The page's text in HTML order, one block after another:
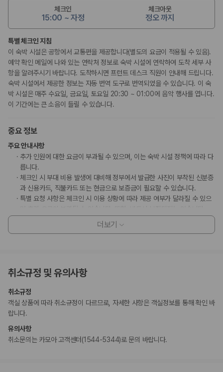
체크인
15:00 ~ 자정
체크아웃
정오 까지
특별 체크인 지침
이 숙박 시설은 공항에서 교통편을 제공합니다(별도의 요금이 적용될 수 있음).
예약 확인 메일에 나와 있는 연락처 정보로 숙박 시설에 연락하여 도착 세부 사
항을 알려주시기 바랍니다. 도착하시면 프런트 데스크 직원이 안내해 드립니다.
숙박 시설에서 제공한 정보는 자동 번역 도구로 번역되었을 수 있습니다. 이 숙
박 시설은 매주 수요일, 금요일, 토요일 20:30 ~ 01:00에 음악 행사를 엽니다.
이 기간에는 큰 소음이 들릴 수 있습니다.
중요 정보
주요 안내사항
추가 인원에 대한 요금이 부과될 수 있으며, 이는 숙박 시설 정책에 따라 다
릅니다.
체크인 시 부대 비용 발생에 대비해 정부에서 발급한 사진이 부착된 신분증
과 신용카드, 직불카드 또는 현금으로 보증금이 필요할 수 있습니다.
특별 요청 사항은 체크인 시 이용 상황에 따라 제공 여부가 달라질 수 있으
부대 비용 발생에 대비해 체크인 시 제시하는 신용카드상의 이름은 객실 예
약 시 사용된 대표 예약자의 이름이어야 합니다.
수 있습니다.
이 숙박 시설은 안전을 위해 일산화탄소 감지기, 소화기, 연기 감지기, 보안
시스템, 구급상자 등을 갖추고 있습니다.
이 숙박 시설에는 어린이에게 적합하지 않을 수 있는 발코니, 파티오, 테라
스와 같은 야외 공간이 있습니다. 이 부분이 염려되시면 도착 전에 숙박 시
설에 연락하여 적합한 객실을 이용할 수 있는지 확인하시기 바랍니다.
이 숙박 시설은 빗, 샤워 타월, 면도기, 네일 도구, 신발닦이 등의 일회용 개
더보기
취소규정 및 유의사항
취소규정
객실 상품에 따라 취소규정이 다르므로, 자세한 사항은 객실정보를 통해 확인 바
랍니다.
유의사항
취소문의는 카모아 고객센터(1544-5344)로 문의 바랍니다.